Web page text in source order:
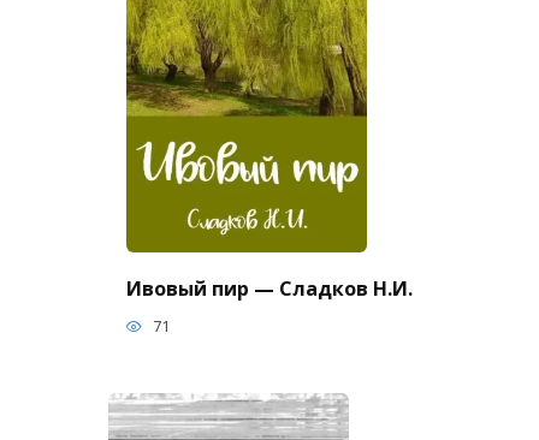
Ивовый пир — Сладков Н.И.
71